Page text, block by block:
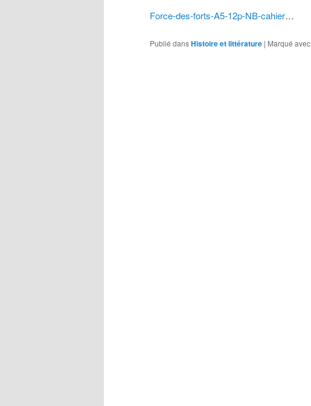
Force-des-forts-A5-12p-NB-cahier…
Publié dansHistoire et littérature | Marqué avec